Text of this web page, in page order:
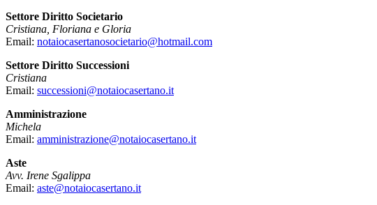
Settore Diritto Societario
Cristiana, Floriana e Gloria
Email: notaiocasertanosocietario@hotmail.com
Settore Diritto Successioni
Cristiana
Email: successioni@notaiocasertano.it
Amministrazione
Michela
Email: amministrazione@notaiocasertano.it
Aste
Avv. Irene Sgalippa
Email: aste@notaiocasertano.it